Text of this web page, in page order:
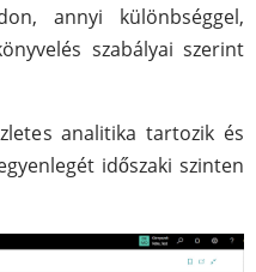
annyi különbséggel,
szabályai szerint
analitika tartozik és
időszaki szinten